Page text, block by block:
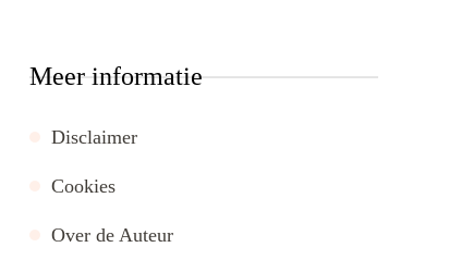
Meer informatie
Disclaimer
Cookies
Over de Auteur